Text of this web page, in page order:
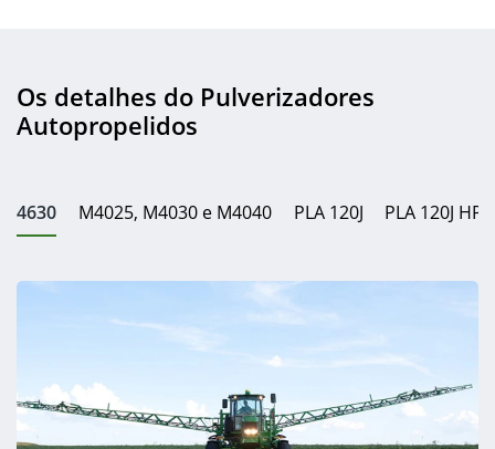
Os detalhes do Pulverizadores
Autopropelidos
4630 M4025, M4030 e M4040 PLA 120J PLA 120J HP